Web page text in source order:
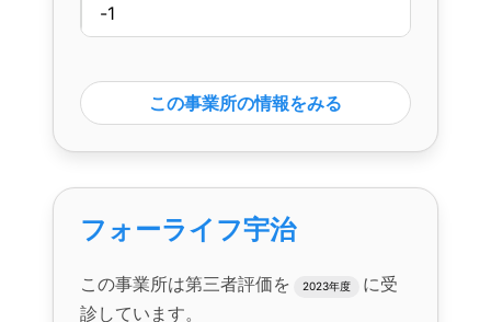
-1
この事業所の情報をみる
フォーライフ宇治
この事業所は第三者評価を 2023年度
に受
診しています。